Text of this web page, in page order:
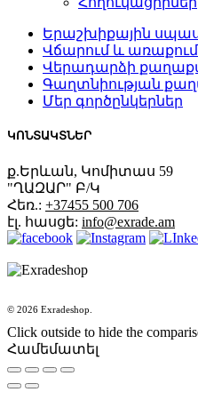
Երաշխիքային
Վճարում և առաքում
Վերադարձի
Գաղտնիության
Մեր գործընկերներ
ԿՈՆՏԱԿՏՆԵՐ
ք.Երևան, Կոմիտաս 59
"ՂԱԶԱՐ" Բ/Կ
Հեռ.: +37455 500 706
էլ. հասցե: info@exrade.am
© 2026 Exradeshop.
Click outside to hide the
Համեմատել